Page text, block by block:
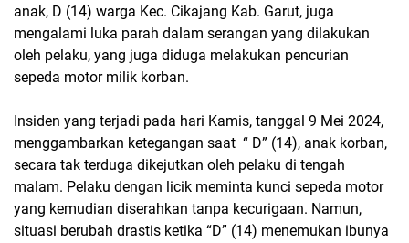
anak, D (14) warga Kec. Cikajang Kab. Garut, juga
mengalami luka parah dalam serangan yang dilakukan
oleh pelaku, yang juga diduga melakukan pencurian
sepeda motor milik korban.
Insiden yang terjadi pada hari Kamis, tanggal 9 Mei 2024,
menggambarkan ketegangan saat “ D” (14), anak korban,
secara tak terduga dikejutkan oleh pelaku di tengah
malam. Pelaku dengan licik meminta kunci sepeda motor
yang kemudian diserahkan tanpa kecurigaan. Namun,
situasi berubah drastis ketika “D” (14) menemukan ibunya